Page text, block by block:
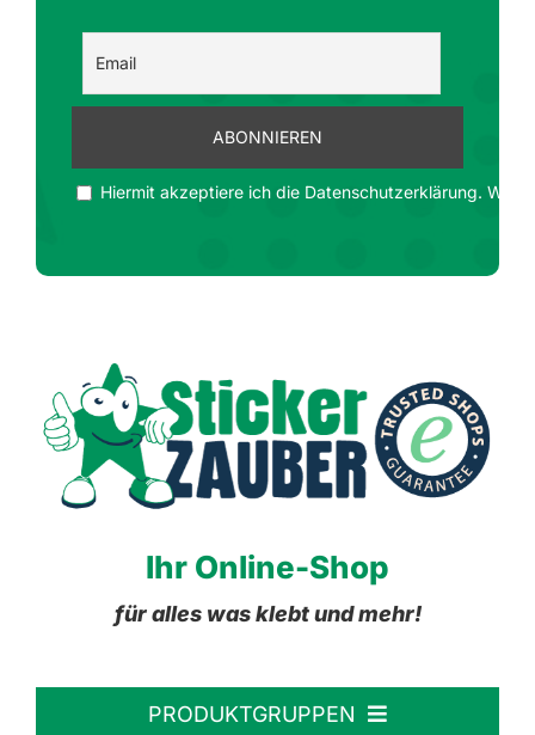
Hiermit akzeptiere ich die Datenschutzerklärung. Wir
Ihr Online-Shop
für alles was klebt und mehr!
PRODUKTGRUPPEN